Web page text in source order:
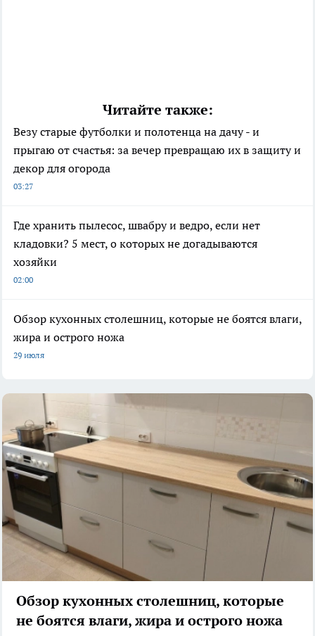
Читайте также:
Везу старые футболки и полотенца на дачу - и
прыгаю от счастья: за вечер превращаю их в защиту и
декор для огорода
03:27
Где хранить пылесос, швабру и ведро, если нет
кладовки? 5 мест, о которых не догадываются
хозяйки
02:00
Обзор кухонных столешниц, которые не боятся влаги,
жира и острого ножа
29 июля
Обзор кухонных столешниц, которые
не боятся влаги, жира и острого ножа